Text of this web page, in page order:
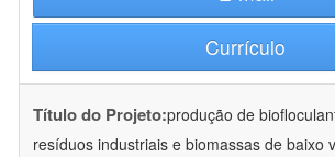
Currículo
Título do Projeto:produção de
resíduos industriais e biomassas de baixo